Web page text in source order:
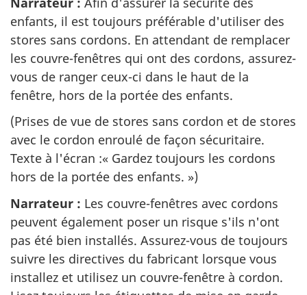
enfants, il est toujours préférable d'utiliser des
stores sans cordons. En attendant de remplacer
les couvre-fenêtres qui ont des cordons, assurez-
vous de ranger ceux-ci dans le haut de la
fenêtre, hors de la portée des enfants.
(Prises de vue de stores sans cordon et de stores
avec le cordon enroulé de façon sécuritaire.
Texte à l'écran :« Gardez toujours les cordons
hors de la portée des enfants. »)
Narrateur : Les couvre-fenêtres avec cordons
peuvent également poser un risque s'ils n'ont
pas été bien installés. Assurez-vous de toujours
suivre les directives du fabricant lorsque vous
installez et utilisez un couvre-fenêtre à cordon.